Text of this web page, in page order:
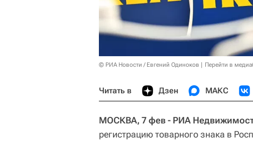
© РИА Новости / Евгений Одиноков Перейти в
Читать в Дзен МАКС
МОСКВА, 7 фев - РИА
регистрацию товарного знака в